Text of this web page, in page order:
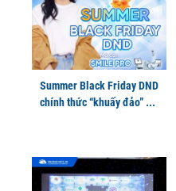
Summer Black Friday DND
chính thức “khuấy đảo” ...